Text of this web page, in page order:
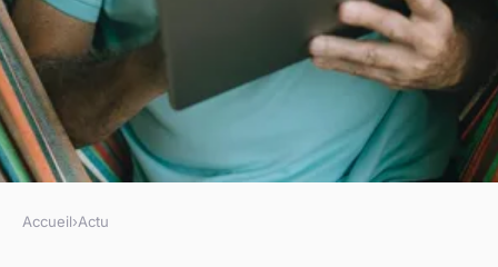
Accueil›Actu